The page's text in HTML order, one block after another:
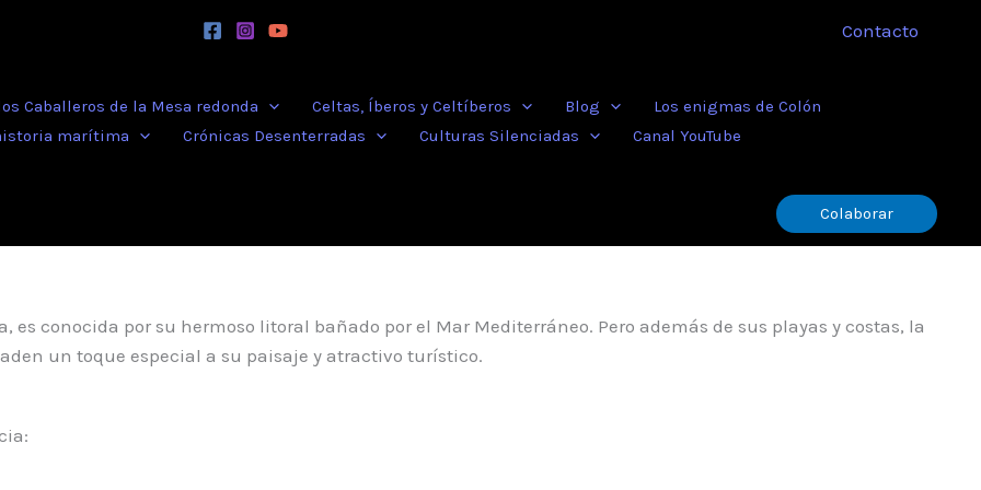
Contacto
Caballeros de la Mesa redonda Celtas, Íberos y Celtíberos Blog
Los enigmas de Colón
marítima
Crónicas Desenterradas Culturas Silenciadas Canal YouTube
Colaborar
es conocida por su hermoso litoral bañado por el Mar Mediterráneo. Pero además de sus playas y costas, la
un toque especial a su paisaje y atractivo turístico.